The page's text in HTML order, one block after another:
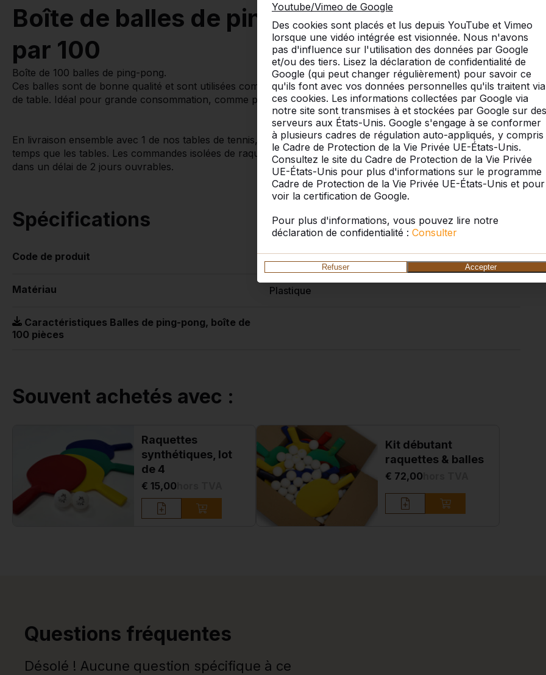
Youtube/Vimeo de Google
Des cookies sont placés et lus depuis YouTube et Vimeo
lorsque une vidéo intégrée est visionnée. Nous n'avons
pas d'influence sur l'utilisation des données par Google
et/ou des tiers. Lisez la déclaration de confidentialité de
Google (qui peut changer régulièrement) pour savoir ce
qu'ils font avec vos données personnelles qu'ils traitent via
ces cookies. Les informations collectées par Google via
notre site sont transmises à et stockées par Google sur des
serveurs aux États-Unis. Google s'engage à se conformer
à plusieurs cadres de régulation auto-appliqués, y compris
le Cadre de Protection de la Vie Privée UE-États-Unis.
Consultez le site du Cadre de Protection de la Vie Privée
UE-États-Unis pour plus d'informations sur le programme
Cadre de Protection de la Vie Privée UE-États-Unis et pour
voir la certification de Google.
Pour plus d'informations, vous pouvez lire notre
déclaration de confidentialité : Consulter
Refuser Accepter
Boîte de balles de ping-pong, emballées
par 100
Boîte de 100 balles de ping-pong.
Ces balles sont de bonne qualité et sont utilisées comme balles d'entrainement par les associations de tennis
de table. Idéal pour grande consommation, comme p.ex. des écoles et des clubs.
En livraison ensemble avec 1 de nos tables de tennis, ces balles vous seront livrées franc de port, en même
temps que les tables. Les commandes isolées de raquettes et de balles seront toujours expédiées par la poste
dans un délai de 2 jours ouvrables.
Spécifications
Code de produit B.DS100
Matériau Plastique
Caractéristiques Balles de ping-pong, boîte de
100 pièces
Souvent achetés avec :
Raquettes
synthétiques, lot
de 4
€ 15,00
Kit débutant
raquettes & balles
€ 72,00
Questions fréquentes
Désolé ! Aucune question spécifique à ce